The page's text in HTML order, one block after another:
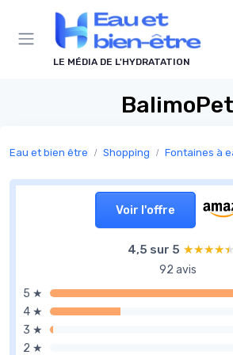
LE MÉDIA DE L'HYDRATATION
BalimoPet
Eau et bien être Shopping Fontaines à
Voir l'offre
4,5 sur 5 ★★★★★
★★★★★
92 avis
5 ★
4 ★
3 ★
2 ★
Panneau de gestion des cookies